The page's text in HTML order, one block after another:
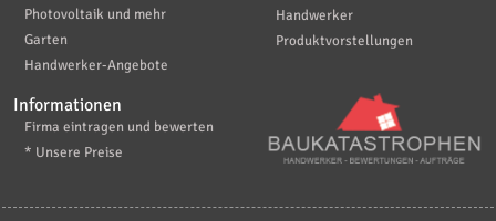
Photovoltaik und mehr
Garten
Handwerker-Angebote
Handwerker
Produktvorstellungen
Informationen
Firma eintragen und bewerten
* Unsere Preise